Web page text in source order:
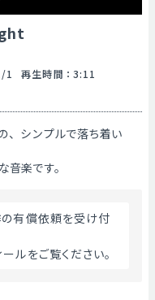
1 再生時間 ： 3:11
、シンプルで落ち着い
音楽です。
ルをご覧ください。